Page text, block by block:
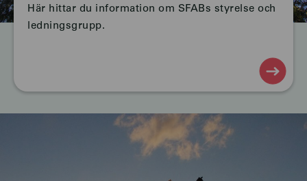
Här hittar du information om SFABs styrelse och
ledningsgrupp.